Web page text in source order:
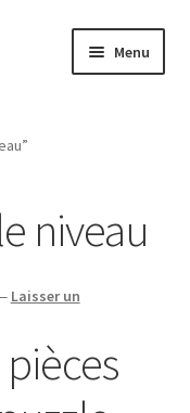
Menu
niveau
Laisser un